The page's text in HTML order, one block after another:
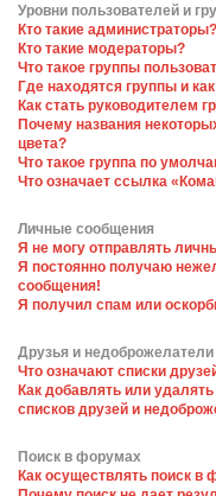
Уровни пользователей и
Кто такие администраторы?
Кто такие модераторы?
Что такое группы
Где находятся группы и
Как стать руководителем
Почему названия
цвета?
Что такое группа по
Что означает ссылка
Личные сообщения
Я не могу отправлять
Я постоянно получаю
сообщения!
Я получил спам или
Друзья и недоброжелатели
Что означают списки
Как добавлять или
списков друзей и
Поиск в форумах
Как осуществлять поиск в